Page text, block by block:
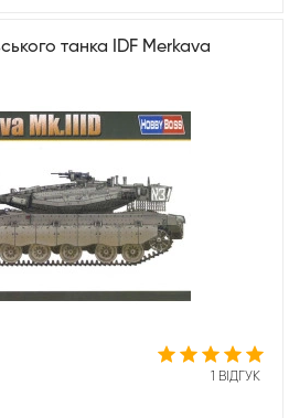
танка IDF Merkava
1 ВІДГУК